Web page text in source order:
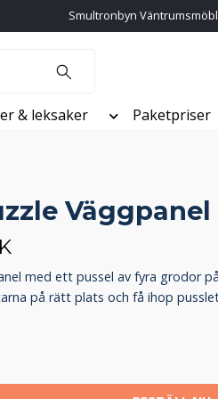
Smultronbyn
& leksaker Paketpriser
Väggpanel
med ett pussel av fyra grodor
på rätt plats och få ihop